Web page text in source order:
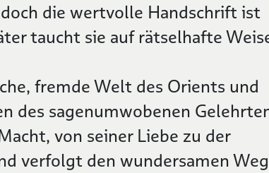
die wertvolle Handschrift ist
taucht sie auf rätselhafte
fremde Welt des Orients und
des sagenumwobenen
von seiner Liebe zu der
verfolgt den wundersamen Weg